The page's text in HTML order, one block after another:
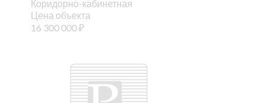
Коридорно-кабинетная
Цена объекта
16 300 000₽